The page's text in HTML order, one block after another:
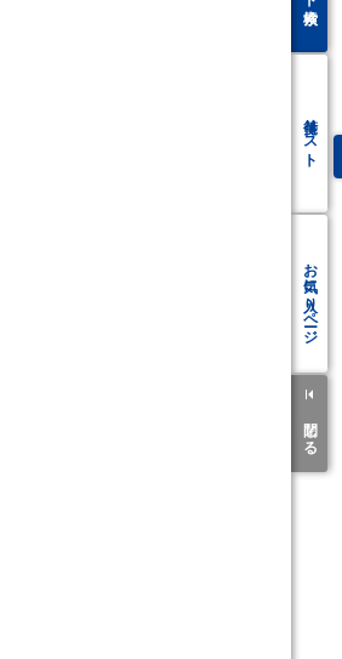
リスト
お気に入り
ページ
閉じる